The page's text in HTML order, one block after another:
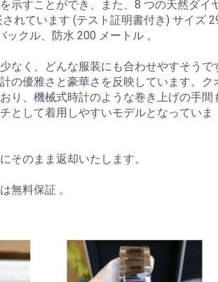
示すことができ、また、8 つの天然ダイ
れています (テスト証明書付き) サイズ
クル、防水 200 メートル 。
なく、どんな服装にも合わせやすそうで
の優雅さと豪華さを反映しています。ク
り、機械式時計のような巻き上げの手間
として着用しやすいモデルとなっていま
そのまま返却いたします。
無料保証 。